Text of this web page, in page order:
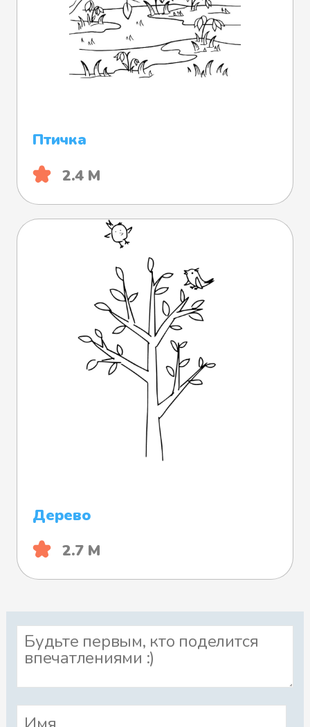
Птичка
2.4 М
Дерево
2.7 М